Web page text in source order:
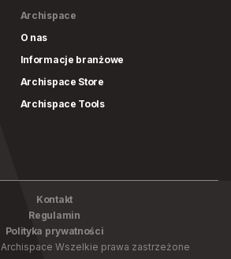
Archispace
O nas
Informacje branżowe
Archispace Store
Archispace Tools
Kontakt
Regulamin
Polityka prywatności
Archispace Wszelkie prawa zastrzeżone